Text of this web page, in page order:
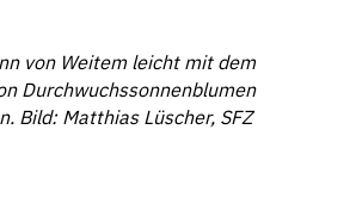
von Weitem leicht mit dem
Durchwuchssonnenblumen
Bild: Matthias Lüscher, SFZ